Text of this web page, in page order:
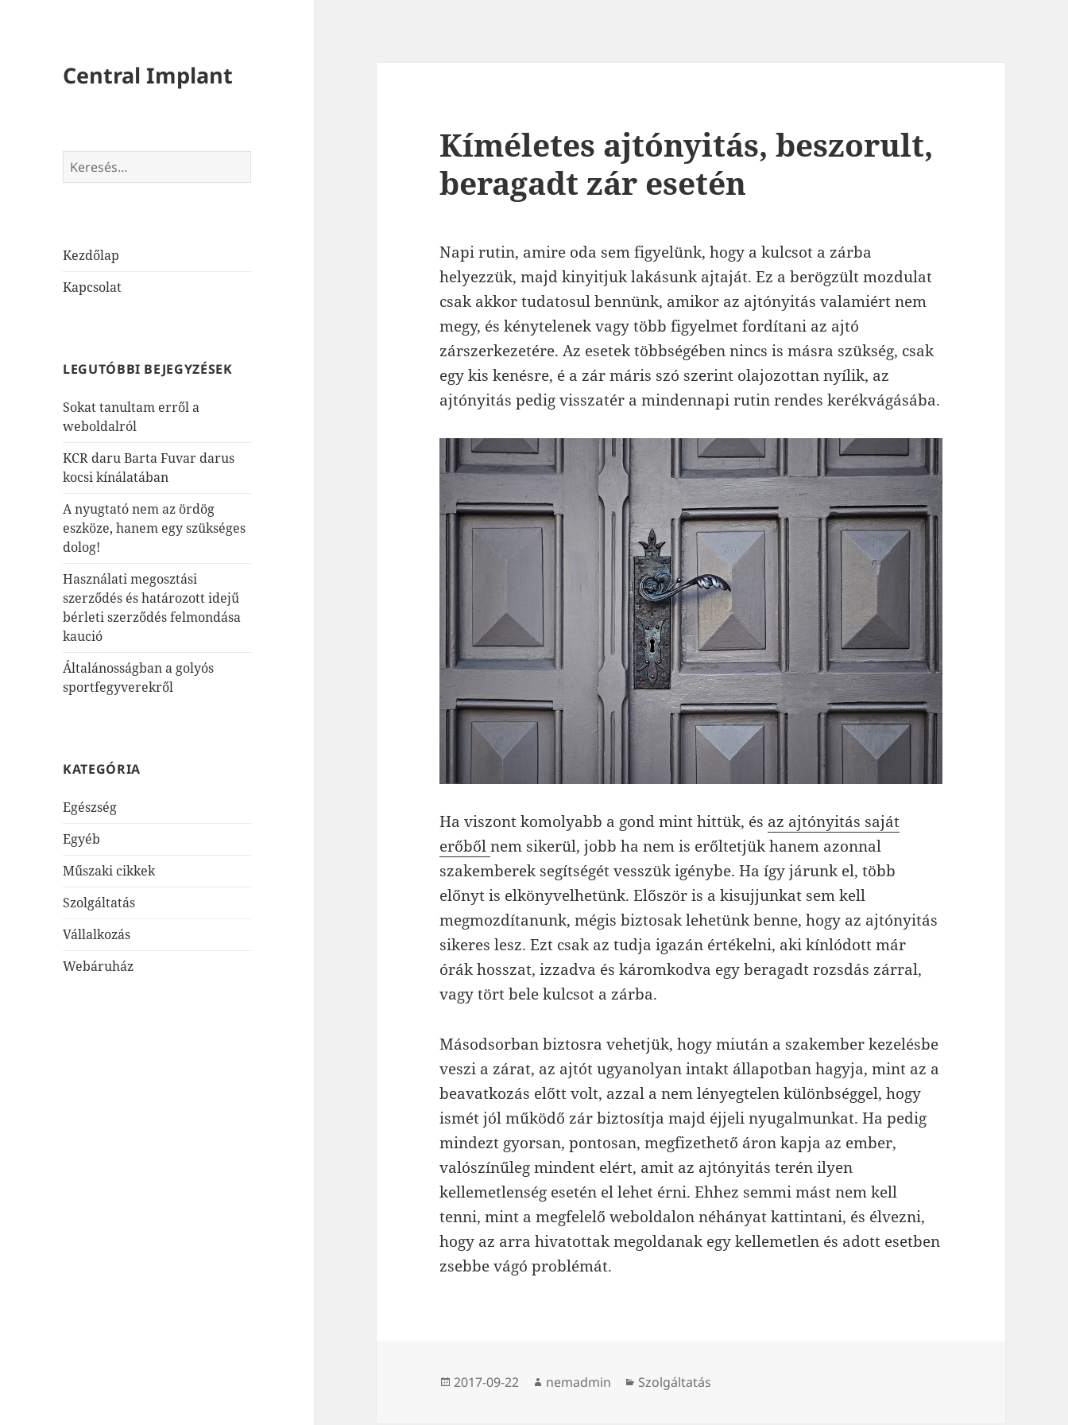
Central Implant
Keresés:
Kezdőlap
Kapcsolat
LEGUTÓBBI BEJEGYZÉSEK
Sokat tanultam erről a
weboldalról
KCR daru Barta Fuvar darus
kocsi kínálatában
A nyugtató nem az ördög
eszköze, hanem egy szükséges
dolog!
Használati megosztási
szerződés és határozott idejű
bérleti szerződés felmondása
kaució
Általánosságban a golyós
sportfegyverekről
KATEGÓRIA
Egészség
Egyéb
Műszaki cikkek
Szolgáltatás
Vállalkozás
Webáruház
Kíméletes ajtónyitás, beszorult,
beragadt zár esetén
Napi rutin, amire oda sem figyelünk, hogy a kulcsot a zárba
helyezzük, majd kinyitjuk lakásunk ajtaját. Ez a berögzült mozdulat
csak akkor tudatosul bennünk, amikor az ajtónyitás valamiért nem
megy, és kénytelenek vagy több figyelmet fordítani az ajtó
zárszerkezetére. Az esetek többségében nincs is másra szükség, csak
egy kis kenésre, é a zár máris szó szerint olajozottan nyílik, az
ajtónyitás pedig visszatér a mindennapi rutin rendes kerékvágásába.
Ha viszont komolyabb a gond mint hittük, és az ajtónyitás saját
erőbőlnem sikerül, jobb ha nem is erőltetjük hanem azonnal
szakemberek segítségét vesszük igénybe. Ha így járunk el, több
előnyt is elkönyvelhetünk. Először is a kisujjunkat sem kell
megmozdítanunk, mégis biztosak lehetünk benne, hogy az ajtónyitás
sikeres lesz. Ezt csak az tudja igazán értékelni, aki kínlódott már
órák hosszat, izzadva és káromkodva egy beragadt rozsdás zárral,
vagy tört bele kulcsot a zárba.
Másodsorban biztosra vehetjük, hogy miután a szakember kezelésbe
veszi a zárat, az ajtót ugyanolyan intakt állapotban hagyja, mint az a
beavatkozás előtt volt, azzal a nem lényegtelen különbséggel, hogy
ismét jól működő zár biztosítja majd éjjeli nyugalmunkat. Ha pedig
mindezt gyorsan, pontosan, megfizethető áron kapja az ember,
valószínűleg mindent elért, amit az ajtónyitás terén ilyen
kellemetlenség esetén el lehet érni. Ehhez semmi mást nem kell
tenni, mint a megfelelő weboldalon néhányat kattintani, és élvezni,
hogy az arra hivatottak megoldanak egy kellemetlen és adott esetben
zsebbe vágó problémát.
Közzétéve
2017-09-22 Szerző
nemadmin Kategória
Szolgáltatás